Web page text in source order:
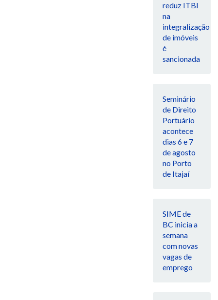
reduz ITBI
na
integralização
de imóveis
é
sancionada
Seminário
de Direito
Portuário
acontece
dias 6 e 7
de agosto
no Porto
de Itajaí
SIME de
BC inicia a
semana
com novas
vagas de
emprego